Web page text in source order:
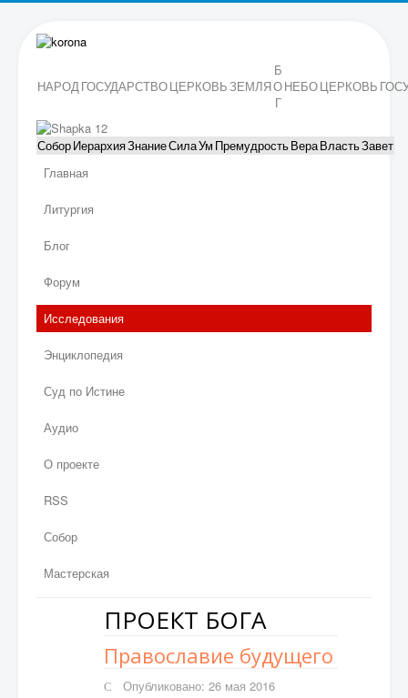
НАРОДГОСУДАРСТВОЦЕРКОВЬЗЕМЛЯ
Б
О
Г
НЕБОЦЕРКОВЬ
СоборИерархияЗнаниеСилаУм ПремудростьВераВластьЗавет
Главная
Литургия
Блог
Форум
Исследования
Энциклопедия
Суд по Истине
Аудио
О проекте
RSS
Собор
Мастерская
ПРОЕКТ БОГА
Православие будущего
Опубликовано: 26 мая 2016